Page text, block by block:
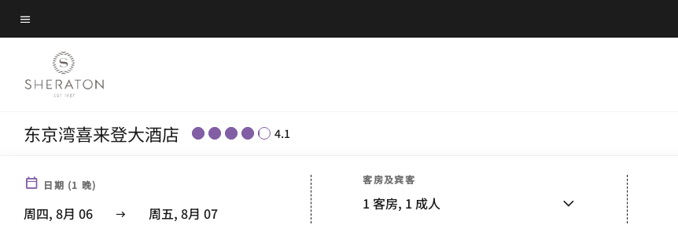
Skip
to
content
菜单文本
东京湾喜来登大酒店 4.1
日期 (1 晚)
周四, 8月 06 周五, 8月 07
客房及宾客
1 客房, 1 成人